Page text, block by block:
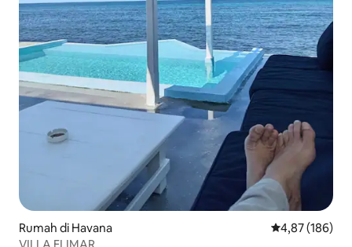
Rumah di Havana Nilai rata-rata
4,87 (186)